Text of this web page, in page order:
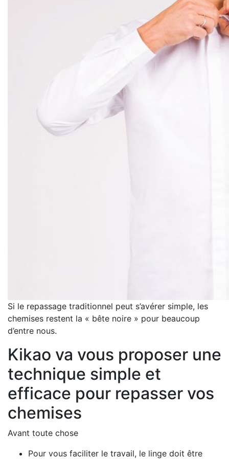
Si le repassage traditionnel peut s’avérer simple, les
chemises restent la « bête noire » pour beaucoup
d’entre nous.
Kikao va vous proposer une
technique simple et
efficace pour repasser vos
chemises
Avant toute chose
Pour vous faciliter le travail, le linge doit être